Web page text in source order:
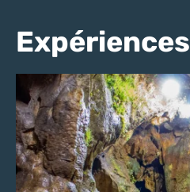
Expériences